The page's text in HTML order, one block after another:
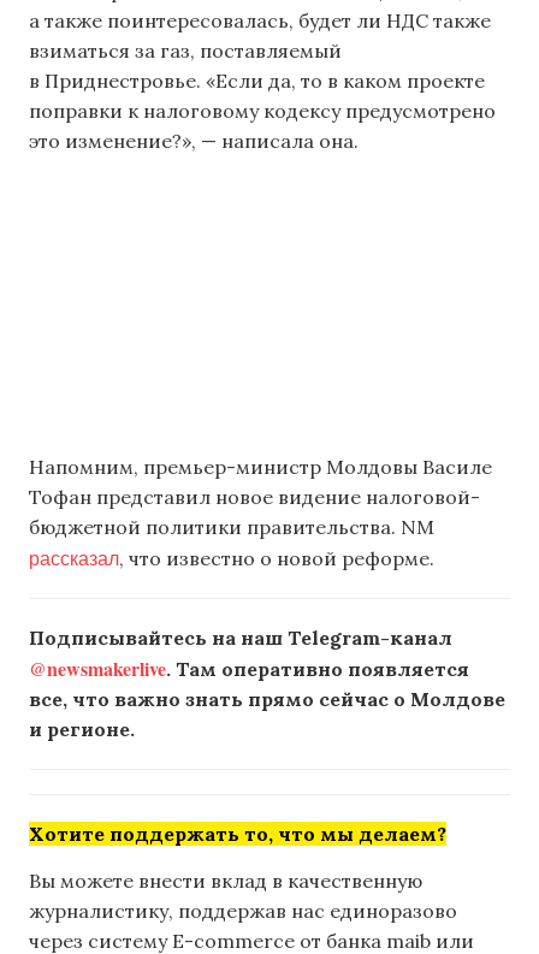
а также поинтересовалась, будет ли НДС также
взиматься за газ, поставляемый
в Приднестровье. «Если да, то в каком проекте
поправки к налоговому кодексу предусмотрено
это изменение?», — написала она.
Напомним, премьер-министр Молдовы Василе
Тофан представил новое видение налоговой-
бюджетной политики правительства. NM
рассказал, что известно о новой реформе.
Подписывайтесь на наш Telegram-канал
@newsmakerlive. Там оперативно появляется
все, что важно знать прямо сейчас о Молдове
и регионе.
Хотите поддержать то, что мы делаем?
Вы можете внести вклад в качественную
журналистику, поддержав нас единоразово
через систему E-commerce от банка maib или